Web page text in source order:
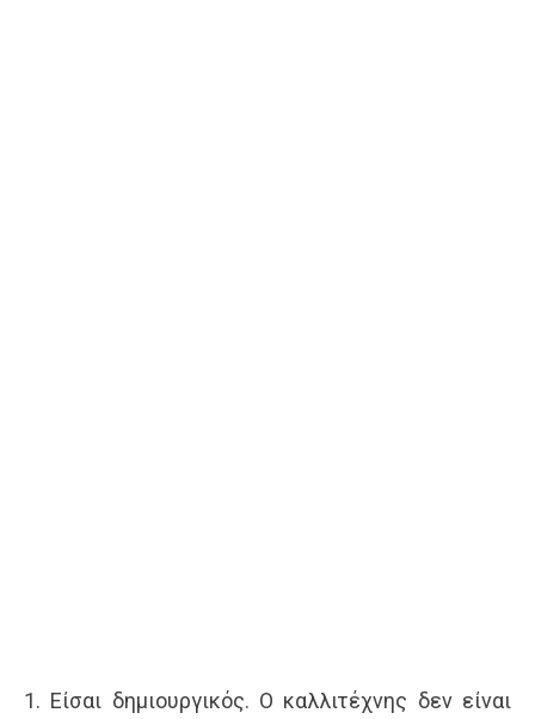
1. Είσαι δημιουργικός. Ο καλλιτέχνης δεν είναι